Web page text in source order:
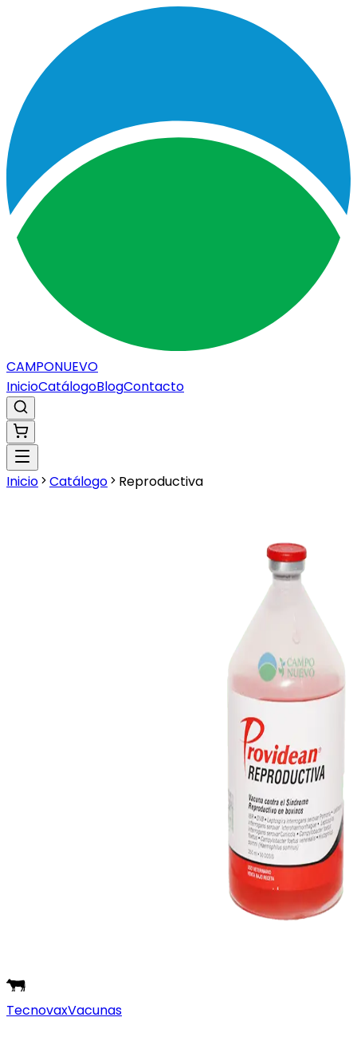
CAMPONUEVO
InicioCatálogoBlogContacto
Inicio Catálogo Reproductiva
TecnovaxVacunas